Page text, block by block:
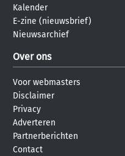
Kalender
E-zine (nieuwsbrief)
Nieuwsarchief
Over ons
Voor webmasters
Disclaimer
Privacy
Adverteren
Partnerberichten
Contact